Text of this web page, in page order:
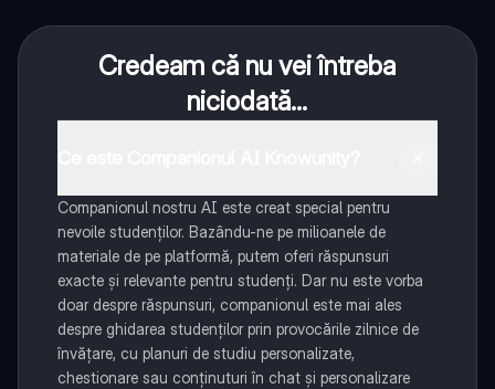
Credeam că nu vei întreba
niciodată...
Companionul nostru AI este creat special pentru
nevoile studenților. Bazându-ne pe milioanele de
materiale de pe platformă, putem oferi răspunsuri
exacte și relevante pentru studenți. Dar nu este vorba
doar despre răspunsuri, companionul este mai ales
despre ghidarea studenților prin provocările zilnice de
învățare, cu planuri de studiu personalizate,
chestionare sau conținuturi în chat și personalizare